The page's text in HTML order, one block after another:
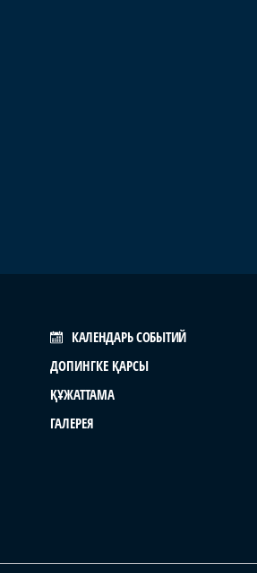
КАЛЕНДАРЬ СОБЫТИЙ
ДОПИНГКЕ ҚАРСЫ
ҚҰЖАТТАМА
ГАЛЕРЕЯ